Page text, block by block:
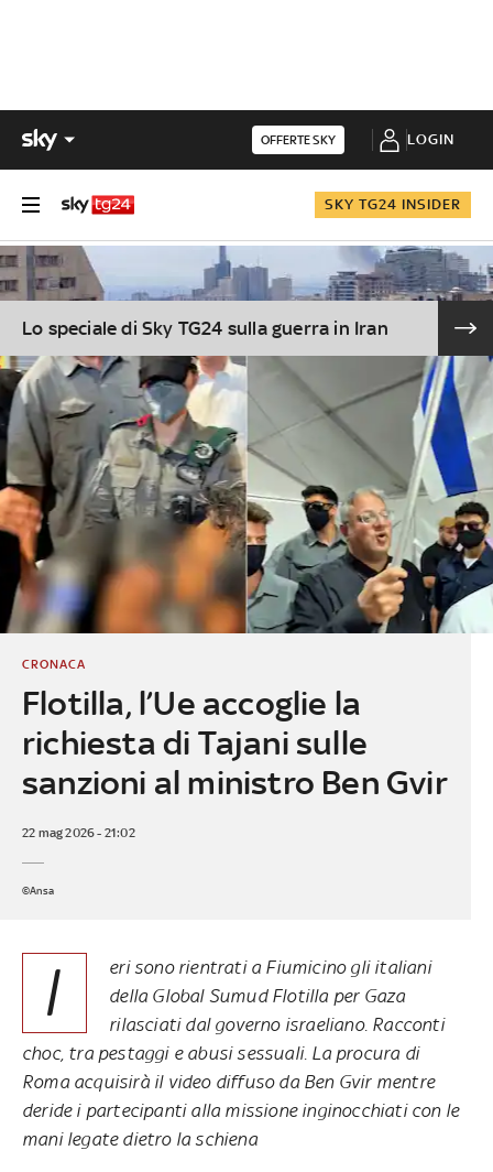
OFFERTE SKY LOGIN
SKY TG24 INSIDER
Lo speciale di Sky TG24 sulla guerra in Iran
Flotilla, l’Ue accoglie la
richiesta di Tajani sulle
sanzioni al ministro Ben Gvir
CRONACA
22 mag 2026 - 21:02
©Ansa
I
eri sono rientrati a Fiumicino gli italiani
della Global Sumud Flotilla per Gaza
rilasciati dal governo israeliano. Racconti
choc, tra pestaggi e abusi sessuali. La procura di
Roma acquisirà il video diffuso da Ben Gvir mentre
deride i partecipanti alla missione inginocchiati con le
mani legate dietro la schiena